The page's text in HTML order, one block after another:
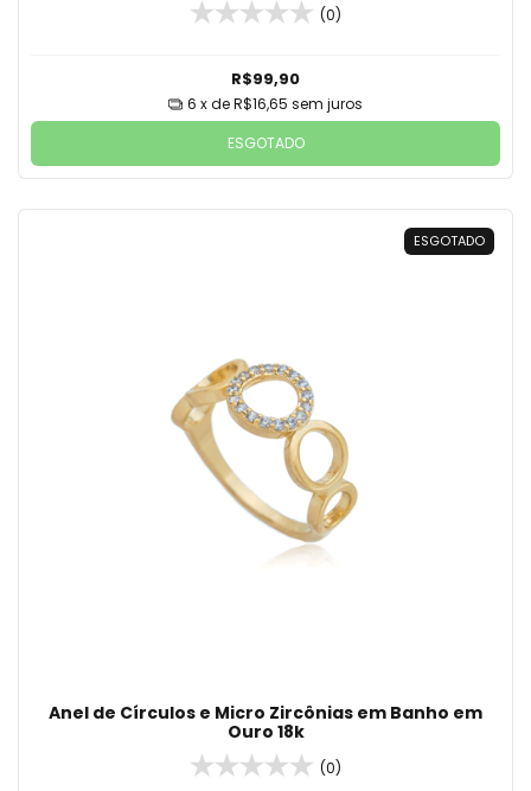
(0)
R$99,90
6 x deR$16,65 sem juros
ESGOTADO
ESGOTADO
Anel de Círculos e Micro Zircônias em Banho em
Ouro 18k
(0)